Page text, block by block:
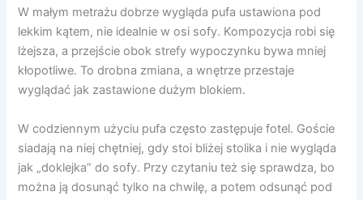
W małym metrażu dobrze wygląda pufa ustawiona pod
lekkim kątem, nie idealnie w osi sofy. Kompozycja robi się
lżejsza, a przejście obok strefy wypoczynku bywa mniej
kłopotliwe. To drobna zmiana, a wnętrze przestaje
wyglądać jak zastawione dużym blokiem.
W codziennym użyciu pufa często zastępuje fotel. Goście
siadają na niej chętniej, gdy stoi bliżej stolika i nie wygląda
jak „doklejka” do sofy. Przy czytaniu też się sprawdza, bo
można ją dosunąć tylko na chwilę, a potem odsunąć pod